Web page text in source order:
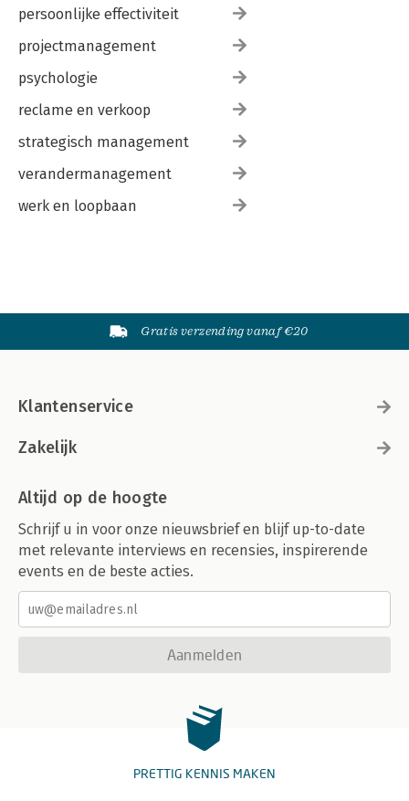
persoonlijke effectiviteit
projectmanagement
psychologie
reclame en verkoop
strategisch management
verandermanagement
werk en loopbaan
Gratis verzending vanaf €20
Klantenservice
Zakelijk
Altijd op de hoogte
Schrijf u in voor onze nieuwsbrief en blijf up-to-date
met relevante interviews en recensies, inspirerende
events en de beste acties.
Aanmelden
PRETTIG KENNIS MAKEN